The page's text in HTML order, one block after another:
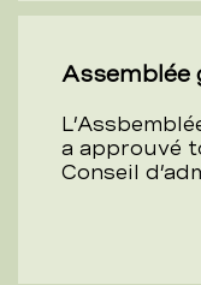
Assemblée
a approuvé
Conseil